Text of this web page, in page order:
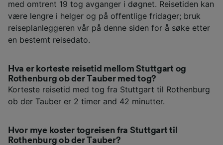
med omtrent 19 tog avganger i døgnet. Reisetiden kan
være lengre i helger og på offentlige fridager; bruk
reiseplanleggeren vår på denne siden for å søke etter
en bestemt reisedato.
Hva er korteste reisetid mellom Stuttgart og
Rothenburg ob der Tauber med tog?
Korteste reisetid med tog fra Stuttgart til Rothenburg
ob der Tauber er 2 timer and 42 minutter.
Hvor mye koster togreisen fra Stuttgart til
Rothenburg ob der Tauber?